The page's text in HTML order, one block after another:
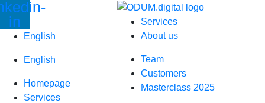
Skip
content
Services
About us
Team
Customers
Masterclass 2025
in
English
English
Homepage
Services